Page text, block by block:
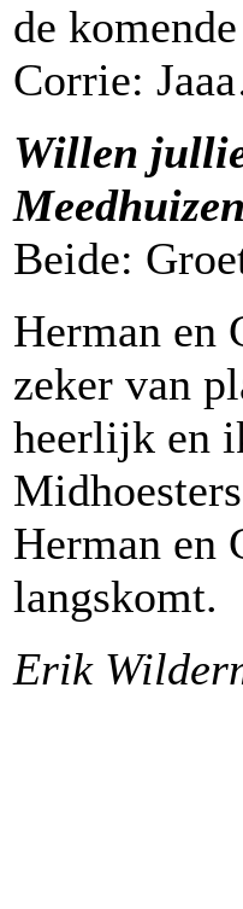
de
Corrie:
Willen
Beide:
Herman en
zeker van
heerlijk en
Herman en
langskomt.
Erik